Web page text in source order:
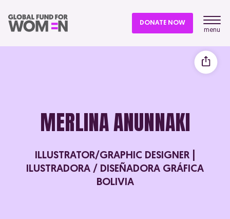
menu
MERLINA ANUNNAKI
ILLUSTRATOR/GRAPHIC DESIGNER |
ILUSTRADORA / DISEÑADORA GRÁFICA
BOLIVIA
DONATE NOW